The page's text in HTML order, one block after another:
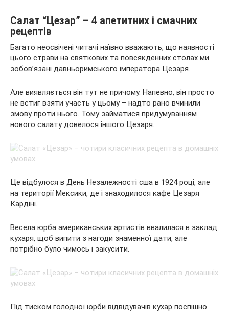
Салат “Цезар” – 4 апетитних і смачних
рецептів
Багато неосвічені читачі наївно вважають, що наявності
цього страви на святкових та повсякденних столах ми
зобов’язані давньоримського імператора Цезаря.
Але виявляється він тут не причому. Напевно, він просто
не встиг взяти участь у цьому – надто рано вчинили
змову проти нього. Тому займатися придумуванням
нового салату довелося іншого Цезаря.
Це відбулося в День Незалежності сша в 1924 році, але
на території Мексики, де і знаходилося кафе Цезаря
Кардіні.
Весела юрба американських артистів ввалилася в заклад
кухаря, щоб випити з нагоди знаменної дати, але
потрібно було чимось і закусити.
Під тиском голодної юрби відвідувачів кухар поспішно